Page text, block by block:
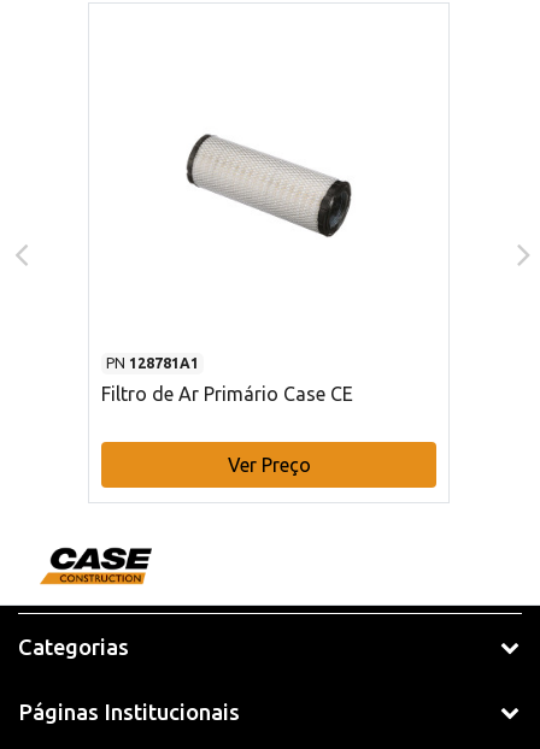
PN 128781A1
Filtro de Ar Primário Case CE
Ver Preço
Categorias
Páginas Institucionais